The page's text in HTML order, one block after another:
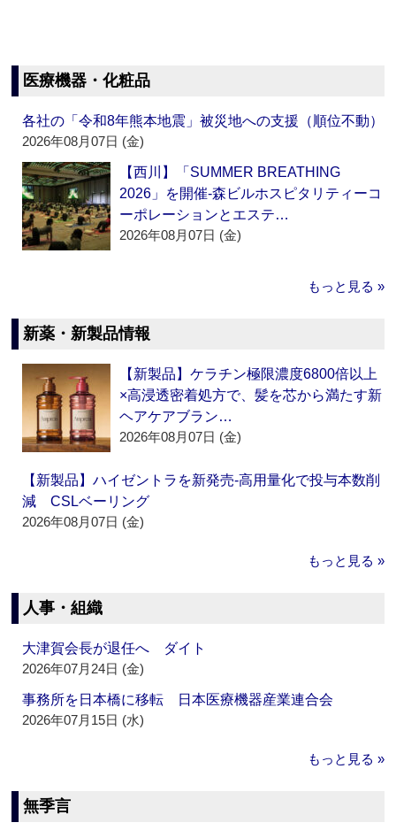
医療機器・化粧品
各社の「令和8年熊本地震」被災地への支援（順位不動）
2026年08月07日 (金)
【西川】「SUMMER BREATHING
2026」を開催‐森ビルホスピタリティーコ
ーポレーションとエステ…
2026年08月07日 (金)
もっと見る »
新薬・新製品情報
【新製品】ケラチン極限濃度6800倍以上
×高浸透密着処方で、髪を芯から満たす新
ヘアケアブラン…
2026年08月07日 (金)
【新製品】ハイゼントラを新発売‐高用量化で投与本数削
減 CSLベーリング
2026年08月07日 (金)
もっと見る »
人事・組織
大津賀会長が退任へ ダイト
2026年07月24日 (金)
事務所を日本橋に移転 日本医療機器産業連合会
2026年07月15日 (水)
もっと見る »
無季言